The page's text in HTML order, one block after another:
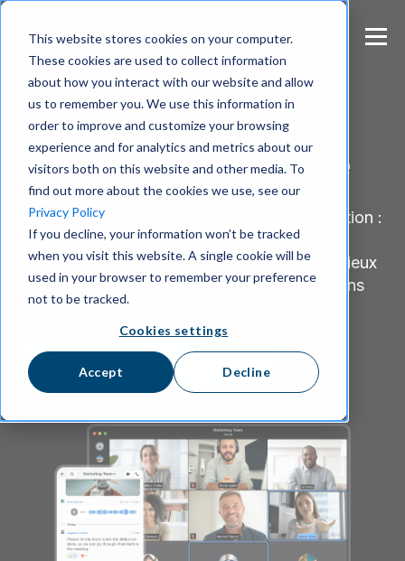
This website stores cookies on your computer.
These cookies are used to collect information
about how you interact with our website and allow
us to remember you. We use this information in
order to improve and customize your browsing
experience and for analytics and metrics about our
visitors both on this website and other media. To
find out more about the cookies we use, see our
Privacy Policy
If you decline, your information won’t be tracked
when you visit this website. A single cookie will be
used in your browser to remember your preference
not to be tracked.
Cookies settings
Accept Decline
S
Comparaison
MS Teams vs. Wire
Faites le point sur la sécurité de la collaboration :
des normes de cryptage aux fonctions de
confidentialité, découvrez quel outil est le mieux
adapté à la protection de vos communications
professionnelles.
Réserver une démonstration